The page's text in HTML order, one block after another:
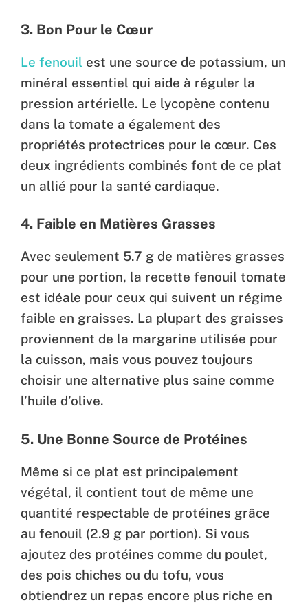
3. Bon Pour le Cœur
Le fenouil est une source de potassium, un
minéral essentiel qui aide à réguler la
pression artérielle. Le lycopène contenu
dans la tomate a également des
propriétés protectrices pour le cœur. Ces
deux ingrédients combinés font de ce plat
un allié pour la santé cardiaque.
4. Faible en Matières Grasses
Avec seulement 5.7 g de matières grasses
pour une portion, la recette fenouil tomate
est idéale pour ceux qui suivent un régime
faible en graisses. La plupart des graisses
proviennent de la margarine utilisée pour
la cuisson, mais vous pouvez toujours
choisir une alternative plus saine comme
l’huile d’olive.
5. Une Bonne Source de Protéines
Même si ce plat est principalement
végétal, il contient tout de même une
quantité respectable de protéines grâce
au fenouil (2.9 g par portion). Si vous
ajoutez des protéines comme du poulet,
des pois chiches ou du tofu, vous
obtiendrez un repas encore plus riche en